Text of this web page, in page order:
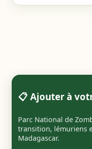
📋 Ajouter à
Parc National de
transition, lémuriens
Madagascar.